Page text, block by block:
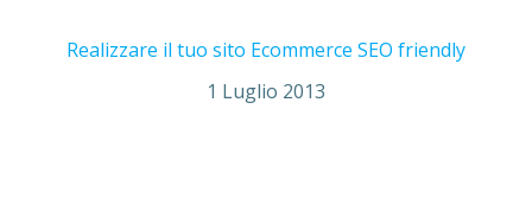
Realizzare il tuo sito Ecommerce SEO friendly
1 Luglio 2013